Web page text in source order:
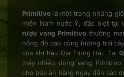
Primitivo là một trong những
miền Nam nước Ý, đặc biệt tại
rượu vang Primitivo thường
nồng độ cao cùng hương trái
của khí hậu Địa Trung Hải. Tại
thấy nhiều dòng vang
cho bữa ăn hằng ngày đến các